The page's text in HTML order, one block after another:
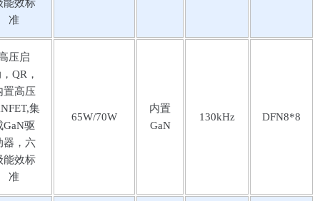
能效标
准
压启
QR，
置高压
集
GaN驱
器，六
能效标
准
65W/70W
内置
GaN
130kHz DFN8*8